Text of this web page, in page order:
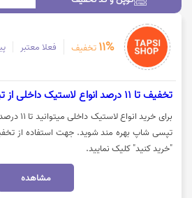
11% تخفیف فعلا معتبر
تخفیف تا 11 درصد انواع لاستیک داخلی از تپسی شاپ
برای خرید
تپسی شاپ بهره مند شوید. جهت استفاده از
"خرید کنید" کلیک نمایید.
مشاهده